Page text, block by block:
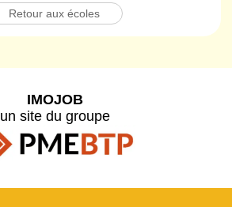
Retour aux écoles
IMOJOB
un site du groupe